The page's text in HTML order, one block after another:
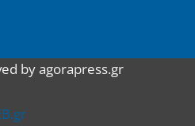
by agorapress.gr